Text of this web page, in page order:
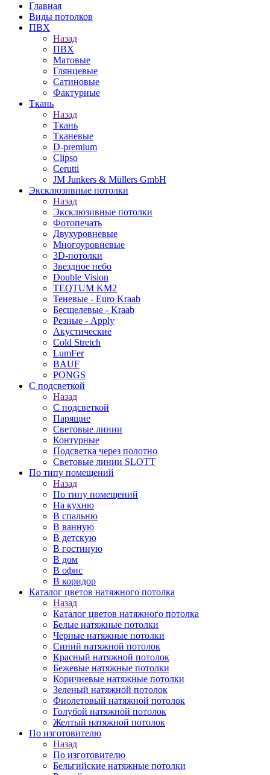
Главная
Виды потолков
ПВХ
Назад
ПВХ
Матовые
Глянцевые
Сатиновые
Фактурные
Ткань
Назад
Ткань
Тканевые
D-premium
Clipso
Cerutti
JM Junkers & Müllers GmbH
Эксклюзивные потолки
Назад
Эксклюзивные потолки
Фотопечать
Двухуровневые
Многоуровневые
3D-потолки
Звездное небо
Double Vision
TEQTUM KM2
Теневые - Euro Kraab
Бесщелевые - Kraab
Резные - Apply
Акустические
Cold Stretch
LumFer
BAUF
PONGS
С подсветкой
Назад
С подсветкой
Парящие
Световые линии
Контурные
Подсветка через полотно
Световые линии SLOTT
По типу помещений
Назад
По типу помещений
На кухню
В спальню
В ванную
В детскую
В гостиную
В дом
В офис
В коридор
Каталог цветов натяжного потолка
Назад
Каталог цветов натяжного потолка
Белые натяжные потолки
Черные натяжные потолки
Синий натяжной потолок
Красный натяжной потолок
Бежевые натяжные потолки
Коричневые натяжные потолки
Зеленый натяжной потолок
Фиолетовый натяжной потолок
Голубой натяжной потолок
Желтый натяжной потолок
По изготовителю
Назад
По изготовителю
Бельгийские натяжные потолки